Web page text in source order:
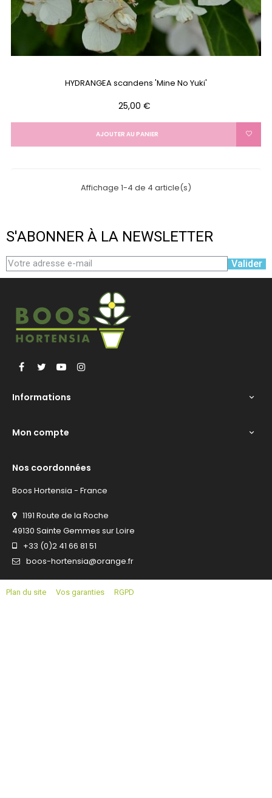
HYDRANGEA scandens 'Mine No Yuki'
Prix
25,00 €
AJOUTER AU PANIER
Affichage 1-4 de 4 article(s)
S'ABONNER À LA NEWSLETTER
Valider
Facebook
Twitter YouTube
Informations 
Mon compte 
Nos coordonnées
Boos Hortensia - France
1191 Route de la Roche
49130 Sainte Gemmes sur Loire
+33 (0)2 41 66 81 51
boos-hortensia@orange.fr
Plan du site Vos garanties RGPD